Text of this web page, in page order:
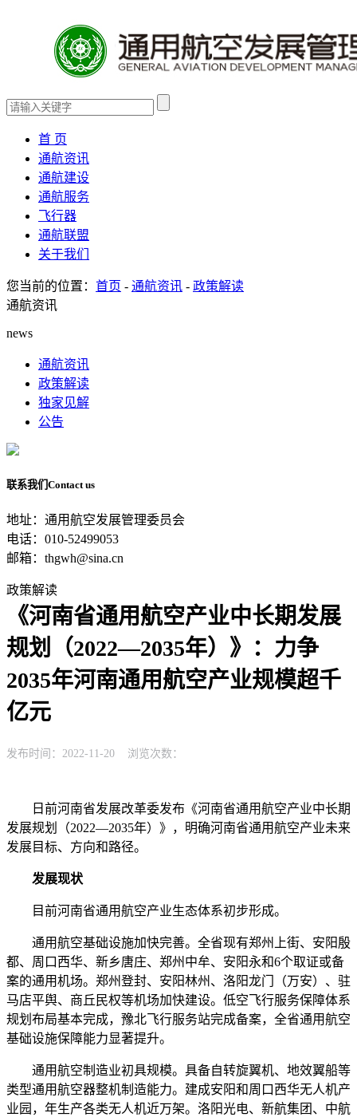
首 页
通航资讯
通航建设
通航服务
飞行器
通航联盟
关于我们
您当前的位置： 首页 - 通航资讯 - 政策解读
通航资讯
news
通航资讯
政策解读
独家见解
公告
联系我们 Contact us
地址：通用航空发展管理委员会
电话：010-52499053
邮箱：thgwh@sina.cn
政策解读
《河南省通用航空产业中长期发展
规划（2022—2035年）》：力争
2035年河南通用航空产业规模超千
亿元
发布时间：2022-11-20 浏览次数：
日前河南省发展改革委发布《河南省通用航空产业中长期
发展规划（2022—2035年）》，明确河南省通用航空产业未来
发展目标、方向和路径。
发展现状
目前河南省通用航空产业生态体系初步形成。
通用航空基础设施加快完善。全省现有郑州上街、安阳殷
都、周口西华、新乡唐庄、郑州中牟、安阳永和6个取证或备
案的通用机场。郑州登封、安阳林州、洛阳龙门（万安）、驻
马店平舆、商丘民权等机场加快建设。低空飞行服务保障体系
规划布局基本完成，豫北飞行服务站完成备案，全省通用航空
基础设施保障能力显著提升。
通用航空制造业初具规模。具备自转旋翼机、地效翼船等
类型通用航空器整机制造能力。建成安阳和周口西华无人机产
业园，年生产各类无人机近万架。洛阳光电、新航集团、中航